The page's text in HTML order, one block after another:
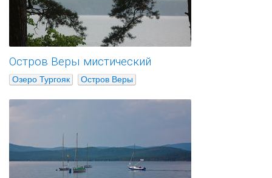
Остров Веры мистический
Озеро Тургояк Остров Веры